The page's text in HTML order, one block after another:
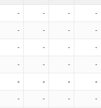
- - - -
- - - -
- - - -
- - - -
- - - -
- - - -